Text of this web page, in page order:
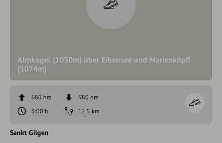
Almkogel (1030m) über Eibensee und Marienköpfl
(1074m)
680 hm
680 hm
6:00 h
12,5 km
Sankt Gilgen